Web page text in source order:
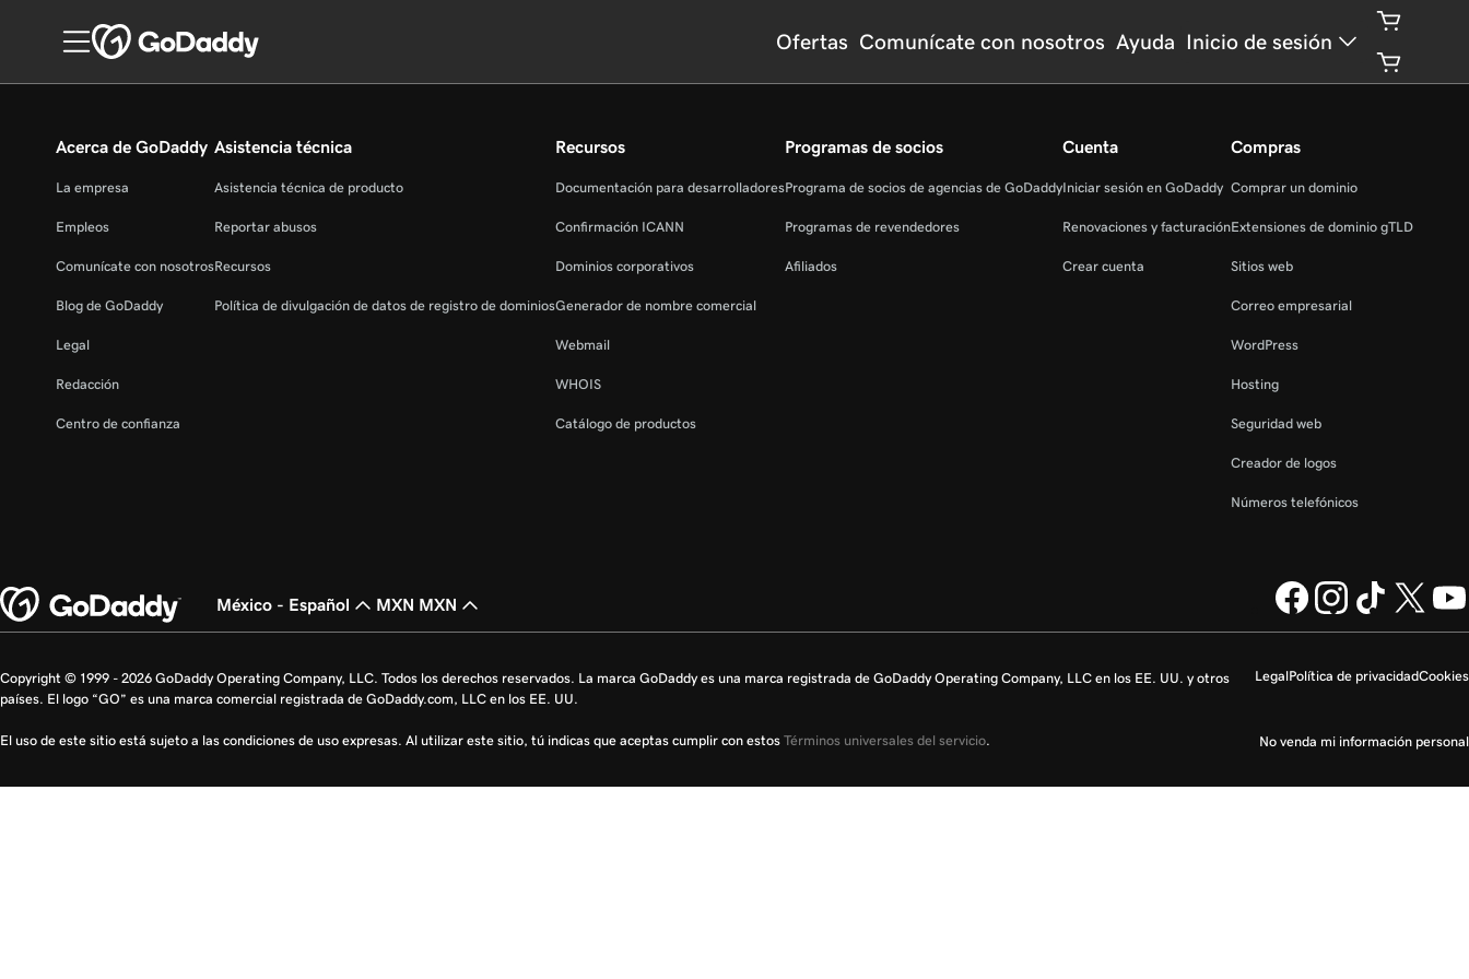
Ofertas Comunícate con nosotros Ayuda Inicio de sesión
Acerca de GoDaddy
La empresa
Empleos
Comunícate con nosotros
Blog de GoDaddy
Legal
Redacción
Centro de confianza
Asistencia técnica
Asistencia técnica de producto
Reportar abusos
Recursos
Política de divulgación de datos de registro de dominios
Recursos
Documentación para desarrolladores
Confirmación ICANN
Dominios corporativos
Generador de nombre comercial
Webmail
WHOIS
Catálogo de productos
Programas de socios
Programa de socios de agencias de GoDaddy
Programas de revendedores
Afiliados
Cuenta
Iniciar sesión en GoDaddy
Renovaciones y facturación
Crear cuenta
Compras
Comprar un dominio
Extensiones de dominio gTLD
Sitios web
Correo empresarial
WordPress
Hosting
Seguridad web
Creador de logos
Números telefónicos
México - Español MXN MXN
LegalPolítica de privacidadCookies
No venda mi información personal
Copyright © 1999 - 2026 GoDaddy Operating Company, LLC. Todos los derechos reservados. La marca GoDaddy es una marca registrada de GoDaddy Operating Company, LLC en los EE. UU. y otros
países. El logo “GO” es una marca comercial registrada de GoDaddy.com, LLC en los EE. UU.
El uso de este sitio está sujeto a las condiciones de uso expresas. Al utilizar este sitio, tú indicas que aceptas cumplir con estos Términos universales del servicio.